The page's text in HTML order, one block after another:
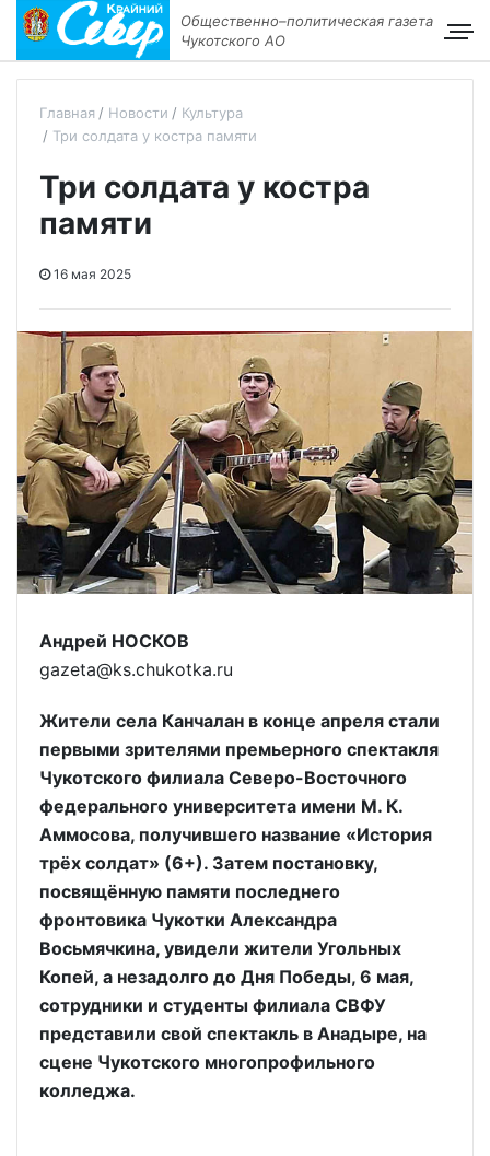
Общественно–политическая газета
Чукотского АО
Главная Новости
Культура
Три солдата у костра памяти
Три солдата у костра
памяти
16 мая 2025
Андрей НОСКОВ
gazeta@ks.chukotka.ru
Жители села Канчалан в конце апреля стали
первыми зрителями премьерного спектакля
Чукотского филиала Северо-Восточного
федерального университета имени М. К.
Аммосова, получившего название «История
трёх солдат» (6+). Затем постановку,
посвящённую памяти последнего
фронтовика Чукотки Александра
Восьмячкина, увидели жители Угольных
Копей, а незадолго до Дня Победы, 6 мая,
сотрудники и студенты филиала СВФУ
представили свой спектакль в Анадыре, на
сцене Чукотского многопрофильного
колледжа.